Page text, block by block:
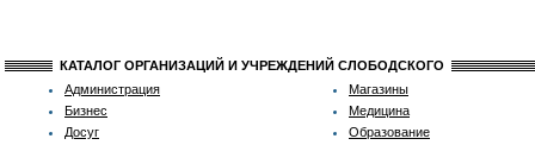
КАТАЛОГ ОРГАНИЗАЦИЙ И УЧРЕЖДЕНИЙ СЛОБОДСКОГО
Администрация
Бизнес
Досуг
Магазины
Медицина
Образование